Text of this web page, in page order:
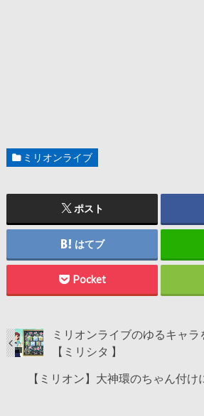
ミリオンライブ
ポスト
はてブ
Pocket
ミリオンライブのゆるキャラ
【ミリシタ 】
【ミリオン】大神環のちゃん付け